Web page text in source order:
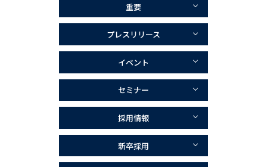
重要
プレスリリース
イベント
セミナー
採用情報
新卒採用